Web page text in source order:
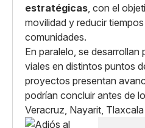
estratégicas , con el
movilidad y reducir
comunidades.
En paralelo, se desarrollan
viales en distintos puntos
proyectos presentan
podrían concluir antes de
Veracruz, Nayarit,